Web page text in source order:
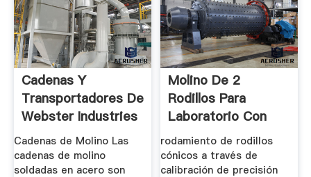
Cadenas Y
Transportadores De
Webster Industries
Cadenas de Molino Las
cadenas de molino
soldadas en acero son
Molino De 2
Rodillos Para
Laboratorio Con
Rodillo De ...
rodamiento de rodillos
cónicos a través de
calibración de precisión